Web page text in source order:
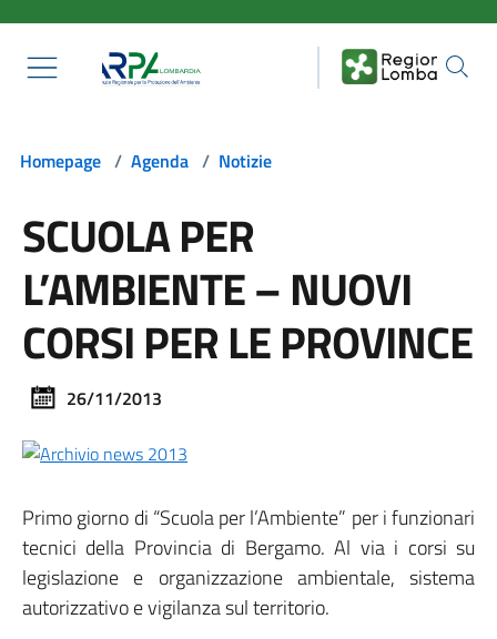
Homepage / Agenda / Notizie
SCUOLA PER
L’AMBIENTE – NUOVI
CORSI PER LE PROVINCE
26/11/2013
Primo giorno di “Scuola per l’Ambiente” per i funzionari
tecnici della Provincia di Bergamo. Al via i corsi su
legislazione e organizzazione ambientale, sistema
autorizzativo e vigilanza sul territorio.